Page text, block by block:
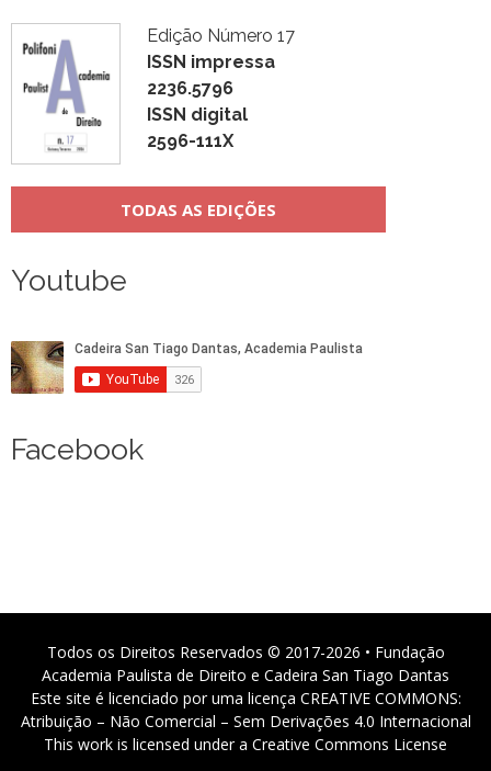
Edição Número 17
ISSN impressa
2236.5796
ISSN digital
2596-111X
TODAS AS EDIÇÕES
Youtube
Facebook
Todos os Direitos Reservados © 2017-2026 • Fundação
Academia Paulista de Direito e Cadeira San Tiago Dantas
Este site é licenciado por uma licença CREATIVE COMMONS:
Atribuição – Não Comercial – Sem Derivações 4.0 Internacional
This work is licensed under a Creative Commons License